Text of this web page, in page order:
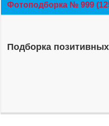
Фотоподборка № 999
Подборка